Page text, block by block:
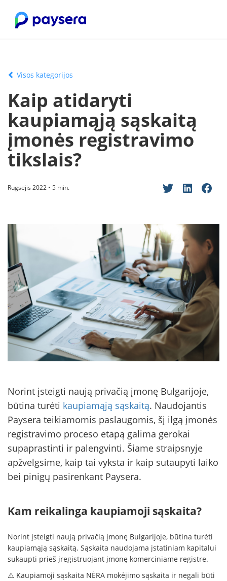
Visos kategorijos
Kaip atidaryti
kaupiamąją sąskaitą
įmonės registravimo
tikslais?
Rugsėjis 2022 • 5 min.
Norint įsteigti naują privačią įmonę Bulgarijoje,
būtina turėti kaupiamąją sąskaitą. Naudojantis
Paysera teikiamomis paslaugomis, šį ilgą įmonės
registravimo proceso etapą galima gerokai
supaprastinti ir palengvinti. Šiame straipsnyje
apžvelgsime, kaip tai vyksta ir kaip sutaupyti laiko
bei pinigų pasirenkant Paysera.
Kam reikalinga kaupiamoji sąskaita?
Norint įsteigti naują privačią įmonę Bulgarijoje, būtina turėti
kaupiamąją sąskaitą. Sąskaita naudojama įstatiniam kapitalui
sukaupti prieš įregistruojant įmonę komerciniame registre.
⚠️ Kaupiamoji sąskaita NĖRA mokėjimo sąskaita ir negali būti